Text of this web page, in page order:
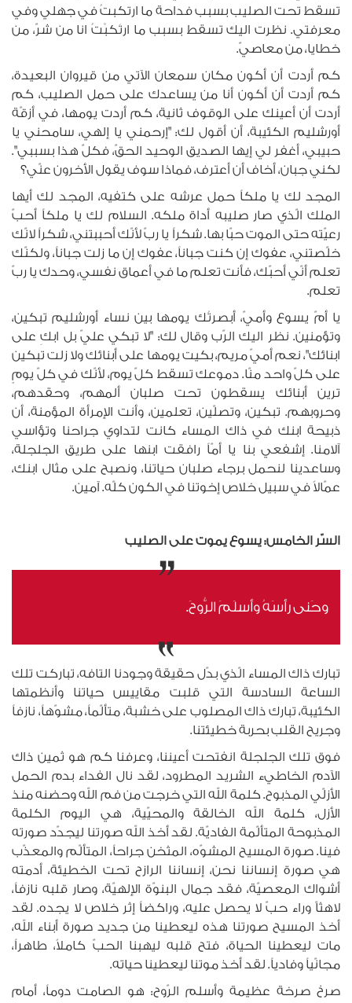
تسقط تحت الصليب بسبب فداحة ما ارتكبتُ في جهلي وفي
معرفتي. نظرت اليك تسقط بسبب ما ارتَكبْتُ انا من شرّ، من
خطايا، من معاصيّ.
كم أردت أن أكون مكان سمعان الآتي من قيروان البعيدة،
كم أردت أن أكون أنا من يساعدك على حمل الصليب، كم
أردت أن أعينك على الوقوف ثانية، كم أردت يومها، في أزقّة
أورشليم الكئيبة، أن أقول لك: "إرحمني يا إلهي، سامحني يا
حبيبي، أغفر لي إيها الصديق الوحيد الحقّ، فكلّ هذا بسببي".
لكني جبان، أخاف أن أعترف، فماذا سوف يقول الأخرون عنّي؟
المجد لك يا ملكاً حمل عرشه على كتفيه، المجد لك أيها
الملك الّذي صار صليبه أداة ملكه. السلام لك يا ملكاً أحبّ
رعيّته حتى الموت حبّا بها. شكراً يا ربّ لأنّك أحببتني، شكراً لانّك
خلّصتني، عفوك إن كنت جباناً، عفوك إن ما زلت جباناً، ولكنّك
تعلم أنّي أحبّك، فأنت تعلم ما في أعماق نفسي، وحدك يا ربّ
تعلم.
يا أمّ يسوع وأميّ، أبصرتُك يومها بين نساء أورشليم تبكين،
وتؤمنين. نظر اليك الرّب وقال لك: "لا تبكي عليّ بل ابكِ على
ابنائك"، نعم أميّ مريم، بكيت يومها على أبنائك ولا زلت تبكين
على كلّ واحد منّا. دموعك تسقط كلّ يوم، لأنّك في كلّ يومٍ
ترين أبنائك يسقطون تحت صلبان ألمهم، وحقدهم،
وحروبهم. تبكين، وتصلّين، تعلمين، وأنت الإمرأة المؤمنة، أن
ذبيحة ابنك في ذاك المساء كانت لتداوي جراحنا وتؤاسي
آلامنا. إشفعي بنا يا أمّاً رافقت ابنها على طريق الجلجلة،
وساعدينا لنحمل برجاء صلبان حياتنا، ونصبح على مثال ابنك،
عمّالاً في سبيل خلاص إخوتنا في الكون كلّه. آمين.
السّر الخامس: يسوع يموت على الصليب
وحَنى رأسَهُ وأسلَمَ الرُّوحَ.
تبارك ذاك المساء الّذي بدّل حقيقة وجودنا التافه، تباركت تلك
الساعة السادسة التي قلبت مقاييس حياتنا وأنظمتها
الكئيبة، تبارك ذاك المصلوب على خشبة، متألّماً، مشوّهاً، نازفاً
وجريح القلب بحربة خطيئتنا.
فوق تلك الجلجلة انفتحت أعيننا، وعرفنا كم هو ثمين ذاك
الآدم الخاطيء الشريد المطرود، لقد نال الفداء بدم الحمل
الأزلّي المذبوح. كلمة الله التي خرجت من فم الله وحضنه منذ
الأزل، كلمة الله الخالقة والمحيّية، هي اليوم الكلمة
المذبوحة المتألّمة الفاديّة. لقد أخذ الله صورتنا ليجدّد صورته
فينا. صورة المسيح المشوّه، المثخن جراحاً، المتألّم والمعذّب
هي صورة إنساننا نحن، إنساننا الرازح تحت الخطيئة، أدمته
أشواك المعصيّة، فقد جمال البنوّة الإلهيّة، وصار قلبه نازفاً،
لاهثاّ وراء حبّ لا يحصل عليه، وراكضاً إثر خلاص لا يجده. لقد
أخذ المسيح صورتنا هذه ليعطينا من جديد صورة أبناء الله،
مات ليعطينا الحياة، فتح قلبه ليهبنا الحبّ كاملاً، طاهراً،
مجانّياً وفادياً. لقد أخذ موتنا ليعطينا حياته.
صرخ صرخة عظيمة وأسلم الرّوح: هو الصامت دوماً، أمام